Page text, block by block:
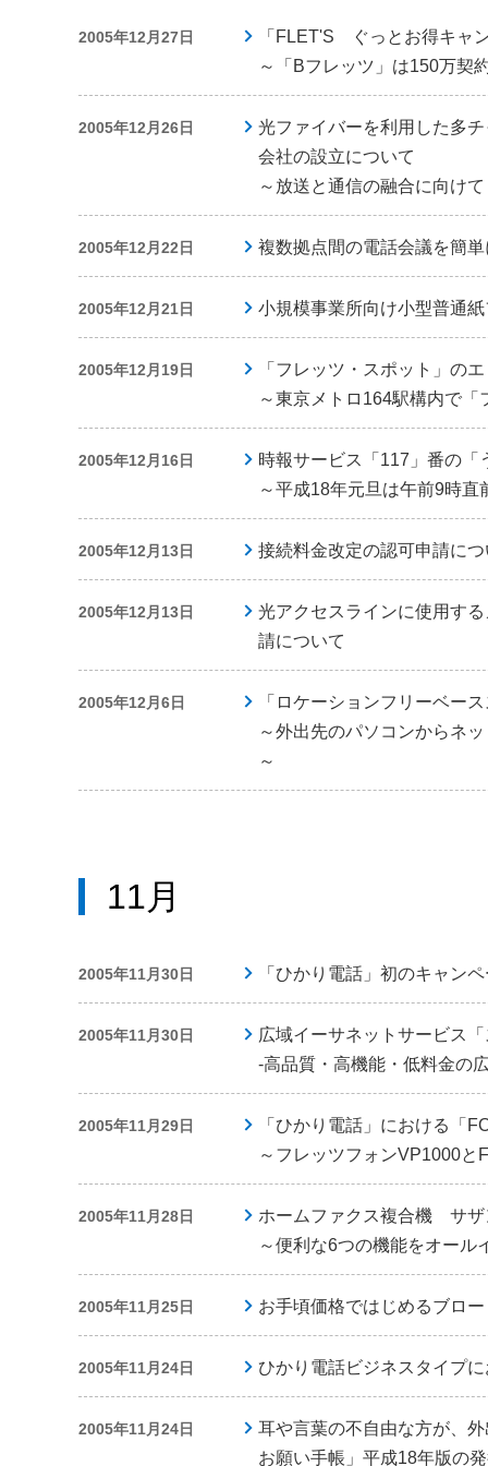
2005年12月27日
「FLET'S ぐっとお得キャ
～「Bフレッツ」は150万契
2005年12月26日
光ファイバーを利用した多
会社の設立について
～放送と通信の融合に向け
2005年12月22日 複数拠点間の電話会議を簡
2005年12月21日 小規模事業所向け小型普通
2005年12月19日
「フレッツ・スポット」の
～東京メトロ164駅構内で
2005年12月16日
時報サービス「117」番の「
～平成18年元旦は午前9時
2005年12月13日 接続料金改定の認可申請に
2005年12月13日
光アクセスラインに使用す
請について
2005年12月6日
「ロケーションフリーベー
～外出先のパソコンからネ
～
11月
2005年11月30日 「ひかり電話」初のキャン
2005年11月30日
広域イーサネットサービス
-高品質・高機能・低料金の
2005年11月29日
「ひかり電話」における「
～フレッツフォンVP1000と
2005年11月28日
ホームファクス複合機 サザ
～便利な6つの機能をオール
2005年11月25日 お手頃価格ではじめるブロ
2005年11月24日 ひかり電話ビジネスタイプ
2005年11月24日
耳や言葉の不自由な方が、
お願い手帳」平成18年版の